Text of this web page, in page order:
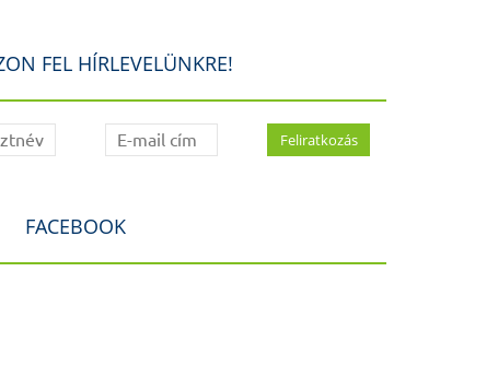
FEL HÍRLEVELÜNKRE!
FACEBOOK